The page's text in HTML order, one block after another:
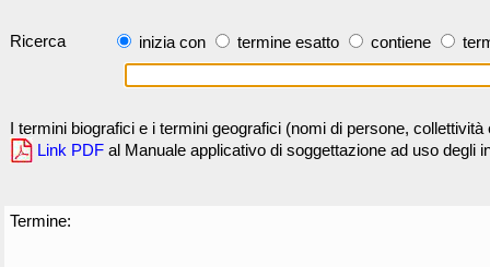
Ricerca inizia con termine esatto contiene
I termini biografici e i termini geografici (nomi di persone,
Link PDF al Manuale applicativo di soggettazione ad uso degli
Termine: